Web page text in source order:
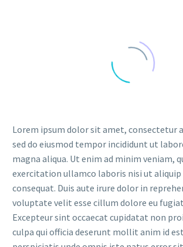
Lorem ipsum dolor sit amet, consectetur
sed do eiusmod tempor incididunt ut
magna aliqua. Ut enim ad minim veniam,
exercitation ullamco laboris nisi ut aliquip
consequat. Duis aute irure dolor in
voluptate velit esse cillum dolore eu
Excepteur sint occaecat cupidatat non
culpa qui officia deserunt mollit anim id